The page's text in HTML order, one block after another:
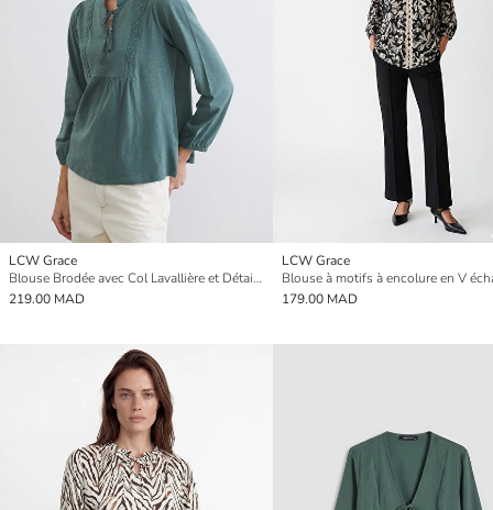
LCW Grace
Blouse Brodée avec Col Lavallière et Détails Froncés
219.00 MAD
LCW Grace
Blouse à motifs à encolure en V
179.00 MAD